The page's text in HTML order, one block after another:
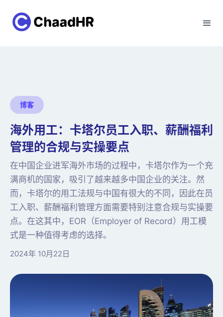
博客
海外用工：卡塔尔员工入职、薪酬福利
管理的合规与实操要点
在中国企业进军海外市场的过程中，卡塔尔作为一个充
满商机的国家，吸引了越来越多中国企业的关注。然
而，卡塔尔的用工法规与中国有很大的不同，因此在员
工入职、薪酬福利管理方面需要特别注意合规与实操要
点。在这其中，EOR（Employer of Record）用工模
式是一种值得考虑的选择。
2024年 10月22日